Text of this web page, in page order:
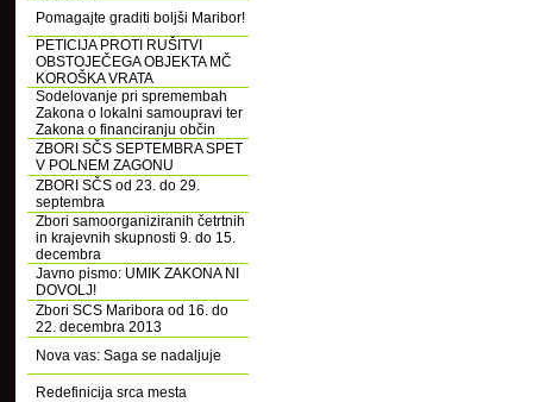
Pomagajte graditi boljši Maribor!
PETICIJA PROTI RUŠITVI
OBSTOJEČEGA OBJEKTA MČ
KOROŠKA VRATA
Sodelovanje pri spremembah
Zakona o lokalni samoupravi ter
Zakona o financiranju občin
ZBORI SČS SEPTEMBRA SPET
V POLNEM ZAGONU
ZBORI SČS od 23. do 29.
septembra
Zbori samoorganiziranih četrtnih
in krajevnih skupnosti 9. do 15.
decembra
Javno pismo: UMIK ZAKONA NI
DOVOLJ!
Zbori SCS Maribora od 16. do
22. decembra 2013
Nova vas: Saga se nadaljuje
Redefinicija srca mesta